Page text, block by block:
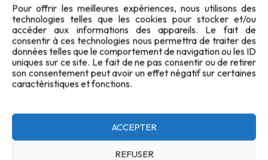
Pour offrir les meilleures expériences, nous utilisons des
technologies telles que les cookies pour stocker et/ou
accéder aux informations des appareils. Le fait de
consentir à ces technologies nous permettra de traiter des
données telles que le comportement de navigation ou les ID
uniques sur ce site. Le fait de ne pas consentir ou de retirer
son consentement peut avoir un effet négatif sur certaines
caractéristiques et fonctions.
ACCEPTER
REFUSER